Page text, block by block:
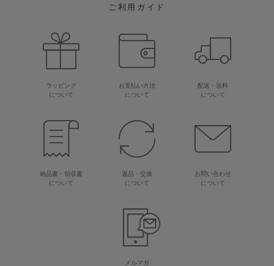
ご利用ガイド
ラッピング
について
お支払い方法
について
配送・送料
について
納品書・領収書
について
返品・交換
について
お問い合わせ
について
メルマガ